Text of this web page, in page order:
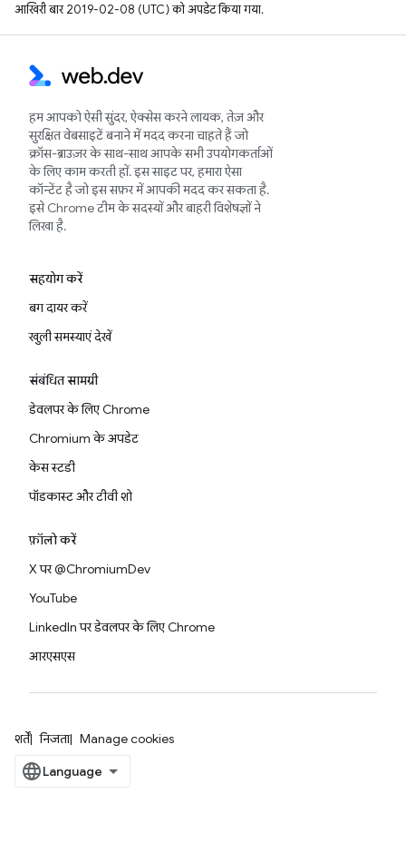
आखिरी बार 2019-02-08 (UTC) को अपडेट किया गया.
हम आपको ऐसी सुंदर, ऐक्सेस करने लायक, तेज़ और
सुरक्षित वेबसाइटें बनाने में मदद करना चाहते हैं जो
क्रॉस-ब्राउज़र के साथ-साथ आपके सभी उपयोगकर्ताओं
के लिए काम करती हों. इस साइट पर, हमारा ऐसा
कॉन्टेंट है जो इस सफ़र में आपकी मदद कर सकता है.
इसे Chrome टीम के सदस्यों और बाहरी विशेषज्ञों ने
लिखा है.
सहयोग करें
बग दायर करें
खुली समस्याएं देखें
संबंधित सामग्री
डेवलपर के लिए Chrome
Chromium के अपडेट
केस स्टडी
पॉडकास्ट और टीवी शो
फ़ॉलो करें
X पर @ChromiumDev
YouTube
LinkedIn पर डेवलपर के लिए Chrome
आरएसएस
शर्तें निजता Manage cookies